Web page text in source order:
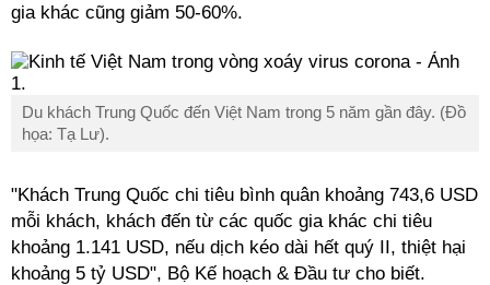
gia khác cũng giảm 50-60%.
Du khách Trung Quốc đến Việt Nam trong 5 năm gần đây. (Đồ
họa: Tạ Lư).
"Khách Trung Quốc chi tiêu bình quân khoảng 743,6 USD
mỗi khách, khách đến từ các quốc gia khác chi tiêu
khoảng 1.141 USD, nếu dịch kéo dài hết quý II, thiệt hại
khoảng 5 tỷ USD", Bộ Kế hoạch & Đầu tư cho biết.